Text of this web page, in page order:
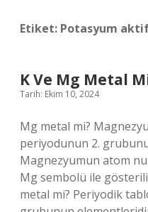
Etiket: Potasyum
K Ve Mg Metal
Tarih: Ekim 10, 2024
Mg metal mi?
periyodunun 2.
Magnezyumun atom
Mg sembolü ile
metal mi? Periyodik